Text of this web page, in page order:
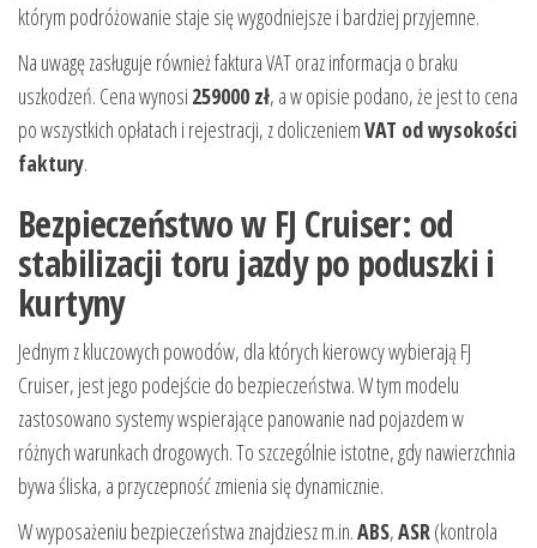
którym podróżowanie staje się wygodniejsze i bardziej przyjemne.
Na uwagę zasługuje również faktura VAT oraz informacja o braku
uszkodzeń. Cena wynosi 259000 zł, a w opisie podano, że jest to cena
po wszystkich opłatach i rejestracji, z doliczeniemVAT od wysokości
faktury.
Bezpieczeństwo w FJ Cruiser: od
stabilizacji toru jazdy po poduszki i
kurtyny
Jednym z kluczowych powodów, dla których kierowcy wybierają FJ
Cruiser, jest jego podejście do bezpieczeństwa. W tym modelu
zastosowano systemy wspierające panowanie nad pojazdem w
różnych warunkach drogowych. To szczególnie istotne, gdy nawierzchnia
bywa śliska, a przyczepność zmienia się dynamicznie.
W wyposażeniu bezpieczeństwa znajdziesz m.in.ABS,ASR(kontrola